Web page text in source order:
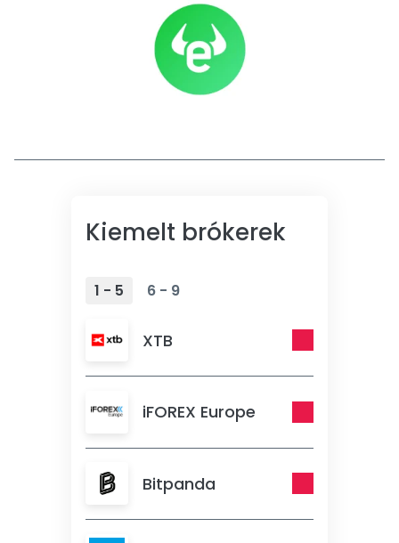
Kiemelt brókerek
1 - 5 6 - 9
XTB
iFOREX Europe
Bitpanda